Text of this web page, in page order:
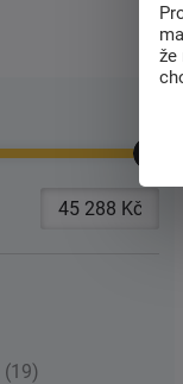
19
že